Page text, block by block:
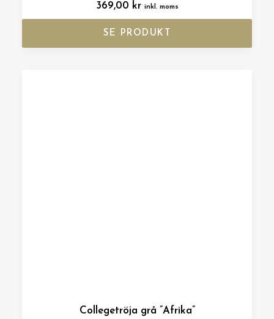
369,00 kr inkl. moms
SE PRODUKT
Collegetröja grå ”Afrika”